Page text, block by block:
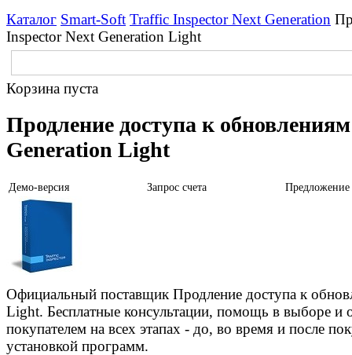
Каталог Smart-Soft Traffic Inspector Next Generation
Inspector Next Generation Light
Корзина пуста
Продление доступа к
Generation Light
Демо-версия Запрос счета Предложение
Официальный поставщик Продление доступа к
Light. Бесплатные консультации, помощь в выборе и
покупателем на всех этапах - до, во время и после
установкой программ.